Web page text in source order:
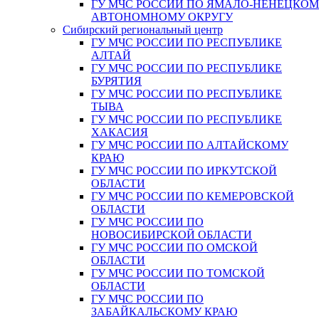
ГУ МЧС РОССИИ ПО ЯМАЛО-
АВТОНОМНОМУ ОКРУГУ
Сибирский региональный центр
ГУ МЧС РОССИИ ПО РЕСПУБЛИКЕ
АЛТАЙ
ГУ МЧС РОССИИ ПО РЕСПУБЛИКЕ
БУРЯТИЯ
ГУ МЧС РОССИИ ПО РЕСПУБЛИКЕ
ТЫВА
ГУ МЧС РОССИИ ПО РЕСПУБЛИКЕ
ХАКАСИЯ
ГУ МЧС РОССИИ ПО АЛТАЙСКОМУ
КРАЮ
ГУ МЧС РОССИИ ПО ИРКУТСКОЙ
ОБЛАСТИ
ГУ МЧС РОССИИ ПО КЕМЕРОВСКОЙ
ОБЛАСТИ
ГУ МЧС РОССИИ ПО
НОВОСИБИРСКОЙ ОБЛАСТИ
ГУ МЧС РОССИИ ПО ОМСКОЙ
ОБЛАСТИ
ГУ МЧС РОССИИ ПО ТОМСКОЙ
ОБЛАСТИ
ГУ МЧС РОССИИ ПО
ЗАБАЙКАЛЬСКОМУ КРАЮ